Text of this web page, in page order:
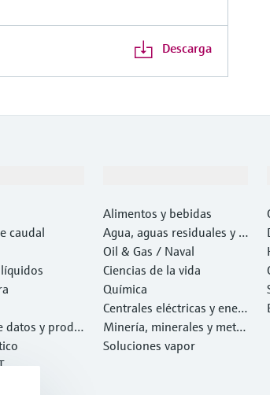
Descarga
caudal
datos y produ
Alimentos y bebidas
Agua, aguas residuales y r
esiduos
Oil & Gas / Naval
Ciencias de la vida
Química
Centrales eléctricas y ener
gía
Minería, minerales y metal
es
Soluciones vapor